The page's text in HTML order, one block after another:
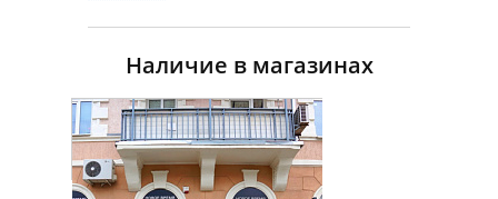
Наличие в магазинах